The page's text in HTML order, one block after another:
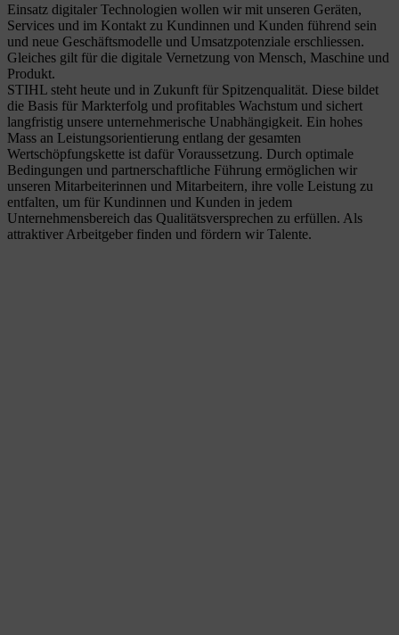
Einsatz digitaler Technologien wollen wir mit unseren Geräten,
Services und im Kontakt zu Kundinnen und Kunden führend sein
und neue Geschäftsmodelle und Umsatzpotenziale erschliessen.
Gleiches gilt für die digitale Vernetzung von Mensch, Maschine und
Produkt.
STIHL steht heute und in Zukunft für Spitzenqualität. Diese bildet
die Basis für Markterfolg und profitables Wachstum und sichert
langfristig unsere unternehmerische Unabhängigkeit. Ein hohes
Mass an Leistungsorientierung entlang der gesamten
Wertschöpfungskette ist dafür Voraussetzung. Durch optimale
Bedingungen und partnerschaftliche Führung ermöglichen wir
unseren Mitarbeiterinnen und Mitarbeitern, ihre volle Leistung zu
entfalten, um für Kundinnen und Kunden in jedem
Unternehmensbereich das Qualitätsversprechen zu erfüllen. Als
attraktiver Arbeitgeber finden und fördern wir Talente.